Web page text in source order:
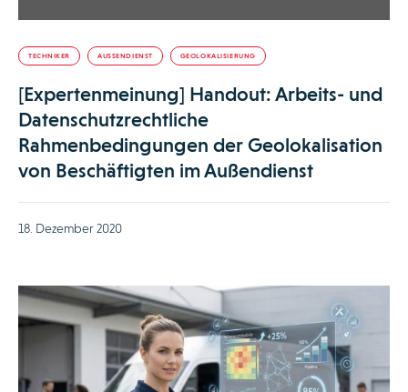
TECHNIKER AUSSENDIENST GEOLOKALISIERUNG
[Expertenmeinung] Handout: Arbeits- und
Datenschutzrechtliche
Rahmenbedingungen der Geolokalisation
von Beschäftigten im Außendienst
18. Dezember 2020